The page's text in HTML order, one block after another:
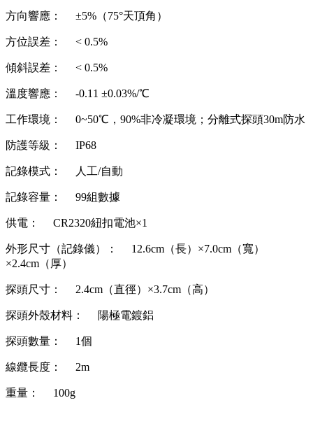
方向響應： ±5%（75°天頂角）
方位誤差： < 0.5%
傾斜誤差： < 0.5%
溫度響應： -0.11 ±0.03%/℃
工作環境： 0~50℃，90%非冷凝環境；分離式探頭30m防水
防護等級： IP68
記錄模式： 人工/自動
記錄容量： 99組數據
供電： CR2320紐扣電池×1
外形尺寸（記錄儀）： 12.6cm（長）×7.0cm（寬）
×2.4cm（厚）
探頭尺寸： 2.4cm（直徑）×3.7cm（高）
探頭外殼材料： 陽極電鍍鋁
探頭數量： 1個
線纜長度： 2m
重量： 100g